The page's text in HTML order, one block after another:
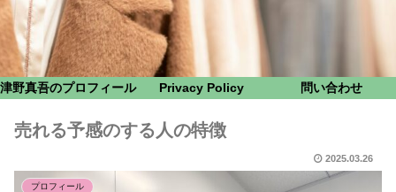
津野真吾のプロフィール Privacy Policy 問い合わせ
売れる予感のする人の特徴
2025.03.26
プロフィール